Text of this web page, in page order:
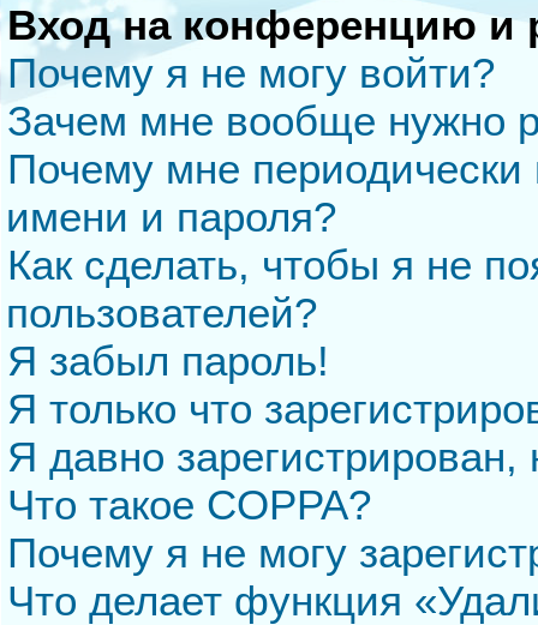
Вход на конференцию и
Почему я не могу войти?
Зачем мне вообще нужно
Почему мне периодически
имени и пароля?
Как сделать, чтобы я не
пользователей?
Я забыл пароль!
Я только что
Я давно
Что такое COPPA?
Почему я не могу
Что делает функция